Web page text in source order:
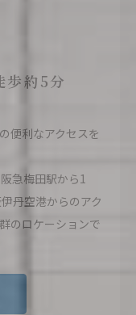
歩約5分
便利なアクセスを
急梅田駅から1
丹空港からのアク
のロケーションで